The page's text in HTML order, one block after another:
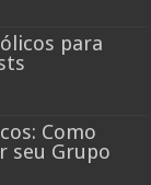
para
Como
seu Grupo